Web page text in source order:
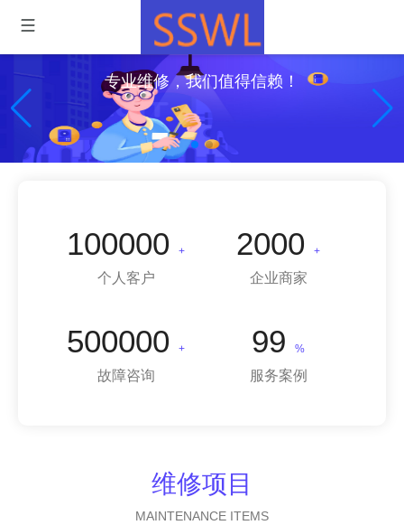
专业维修，我们值得信赖！
100000 +
个人客户
2000 +
企业商家
500000 +
故障咨询
99 %
服务案例
维修项目
MAINTENANCE ITEMS